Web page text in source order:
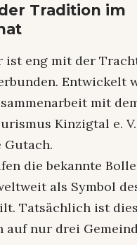
Tradition im
ist eng mit der
Entwickelt
mit
Kinzigtal e.
die bekannte
als Symbol
Tatsächlich ist
auf nur drei